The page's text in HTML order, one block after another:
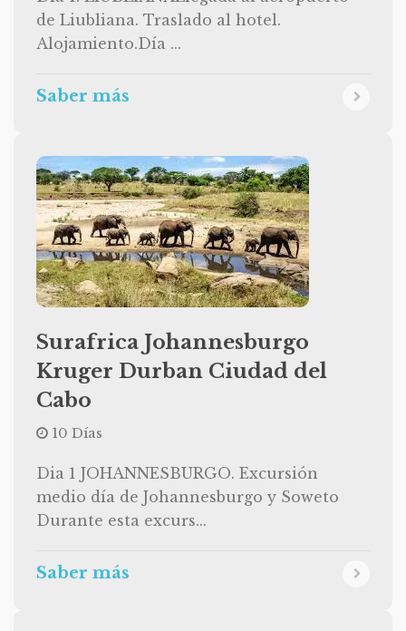
de Liubliana. Traslado al hotel.
Alojamiento.Día ...
Saber más
Surafrica Johannesburgo
Kruger Durban Ciudad del
Cabo
10 Días
Dia 1 JOHANNESBURGO. Excursión
medio día de Johannesburgo y Soweto
Durante esta excurs...
Saber más